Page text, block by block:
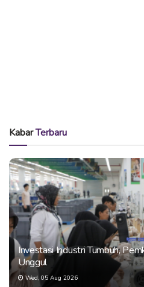
KabarTerbaru
Investasi Industri Tumbuh,
Unggul
Wed, 05 Aug 2026